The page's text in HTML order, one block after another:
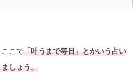
こで「叶うまで毎日」とかいう占い
しょう。